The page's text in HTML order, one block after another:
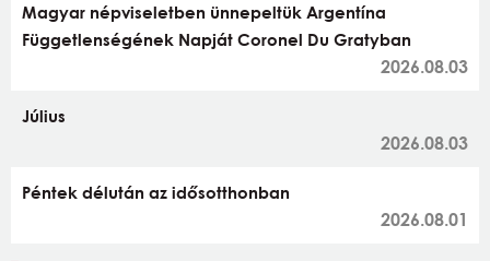
Magyar népviseletben ünnepeltük Argentína
Függetlenségének Napját Coronel Du Gratyban
2026.08.03
Július
2026.08.03
Péntek délután az idősotthonban
2026.08.01